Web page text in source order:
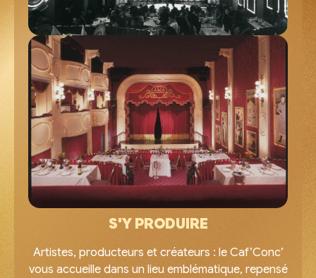
S'Y PRODUIRE
Artistes, producteurs et créateurs : le Caf’Conc’
vous accueille dans un lieu emblématique, repensé